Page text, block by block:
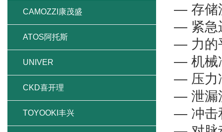
— 存储
— 紧急
— 力的
— 机械
— 压力
— 泄漏
— 冲击
CAMOZZI康茂盛
ATOS阿托斯
UNIVER
CKD喜开理
TOYOOKI丰兴